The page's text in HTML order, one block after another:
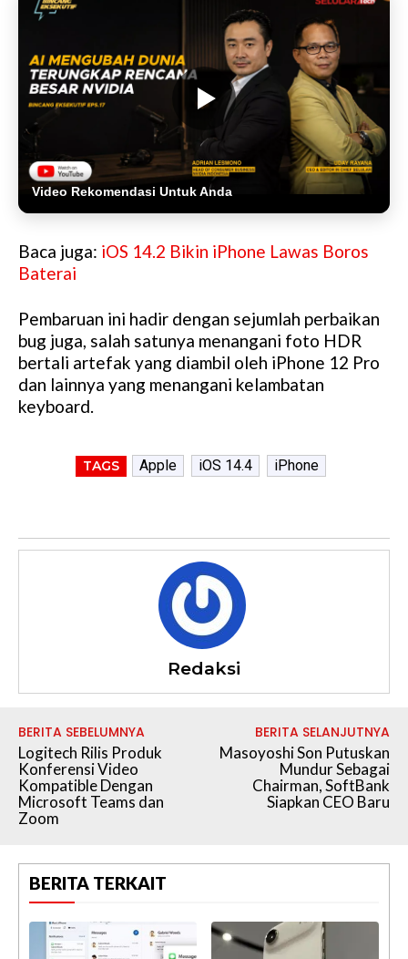
Video Rekomendasi Untuk Anda
Baca juga: iOS 14.2 Bikin iPhone Lawas Boros
Baterai
Pembaruan ini hadir dengan sejumlah perbaikan
bug juga, salah satunya menangani foto HDR
bertali artefak yang diambil oleh iPhone 12 Pro
dan lainnya yang menangani kelambatan
keyboard.
TAGS Apple iOS 14.4 iPhone
Redaksi
BERITA SEBELUMNYA
Logitech Rilis Produk
Konferensi Video
Kompatible Dengan
Microsoft Teams dan
Zoom
BERITA SELANJUTNYA
Masoyoshi Son Putuskan
Mundur Sebagai
Chairman, SoftBank
Siapkan CEO Baru
BERITA TERKAIT